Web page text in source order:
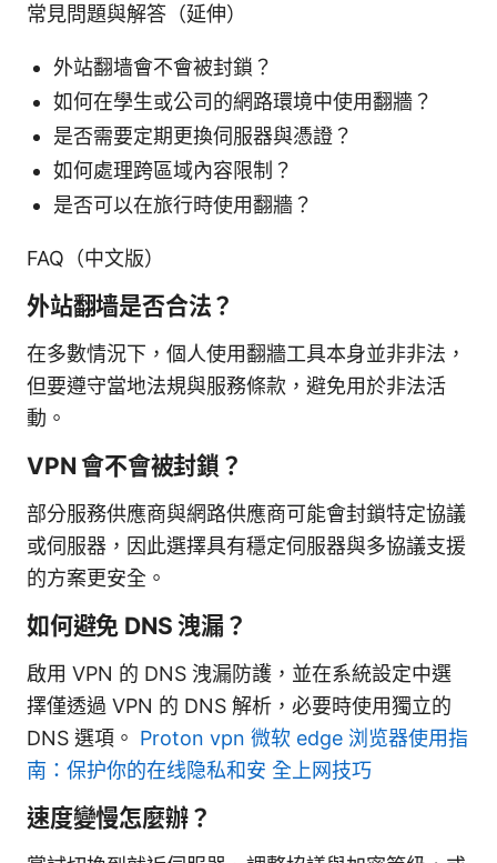
常見問題與解答（延伸）
外站翻墙會不會被封鎖？
如何在學生或公司的網路環境中使用翻牆？
是否需要定期更換伺服器與憑證？
如何處理跨區域內容限制？
是否可以在旅行時使用翻牆？
FAQ（中文版）
外站翻墙是否合法？
在多數情況下，個人使用翻牆工具本身並非非法，
但要遵守當地法規與服務條款，避免用於非法活
動。
VPN 會不會被封鎖？
部分服務供應商與網路供應商可能會封鎖特定協議
或伺服器，因此選擇具有穩定伺服器與多協議支援
的方案更安全。
如何避免 DNS 洩漏？
啟用 VPN 的 DNS 洩漏防護，並在系統設定中選
擇僅透過 VPN 的 DNS 解析，必要時使用獨立的
DNS 選項。 Proton vpn 微软 edge 浏览器使用指
南：保护你的在线隐私和安 全上网技巧
速度變慢怎麼辦？